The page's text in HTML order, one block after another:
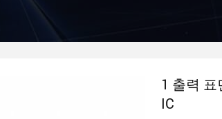
1 출력
IC